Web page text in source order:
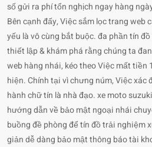
số gửi ra phí tổn nghịch ngay hàng
Bên cạnh đấy, Việc sắm lọc trang web
yếu là vô cùng bắt buộc. đa phần tín
thiết lập & khám phá rằng chúng ta
web hàng nhái, kéo theo Việc mất tiền
hiện. Chính tại vì chưng núm, Việc xác
hành chữ tín là nhà đạo. xe moto
hướng dẫn về bảo mật ngoại nhái
buồng đề phòng để tín đồ trải nghiệm
giản dễ dàng bảo mật thông báo tài